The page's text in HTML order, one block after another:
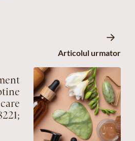
Articolul urmator